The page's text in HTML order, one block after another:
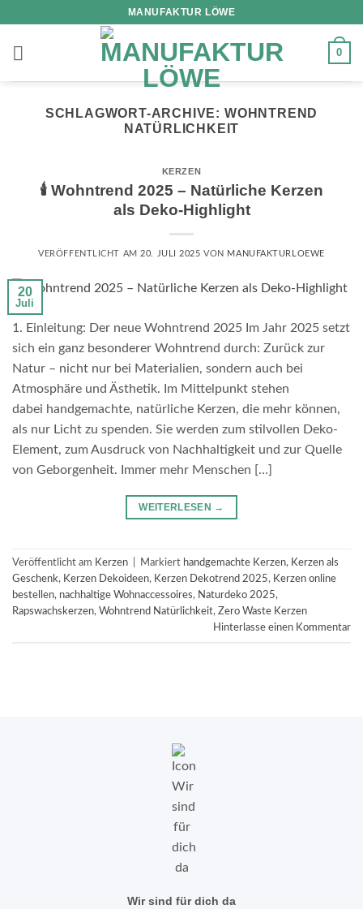
springen
MANUFAKTUR LÖWE
0
SCHLAGWORT-ARCHIVE: WOHNTREND
NATÜRLICHKEIT
KERZEN
🕯️ Wohntrend 2025 – Natürliche Kerzen
als Deko-Highlight
VERÖFFENTLICHT AM 20. JULI 2025 VON MANUFAKTURLOEWE
20
Juli
1. Einleitung: Der neue Wohntrend 2025 Im Jahr 2025 setzt
sich ein ganz besonderer Wohntrend durch: Zurück zur
Natur – nicht nur bei Materialien, sondern auch bei
Atmosphäre und Ästhetik. Im Mittelpunkt stehen
dabei handgemachte, natürliche Kerzen, die mehr können,
als nur Licht zu spenden. Sie werden zum stilvollen Deko-
Element, zum Ausdruck von Nachhaltigkeit und zur Quelle
von Geborgenheit. Immer mehr Menschen […]
WEITERLESEN →
Veröffentlicht am Kerzen Markiert handgemachte Kerzen, Kerzen als
Geschenk, Kerzen Dekoideen, Kerzen Dekotrend 2025, Kerzen online
bestellen, nachhaltige Wohnaccessoires, Naturdeko 2025,
Rapswachskerzen, Wohntrend Natürlichkeit, Zero Waste Kerzen
Hinterlasse einen Kommentar
Wir sind für dich da